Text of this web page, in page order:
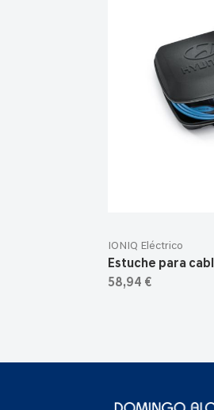
IONIQ Eléctrico
Estuche para
58,94 €